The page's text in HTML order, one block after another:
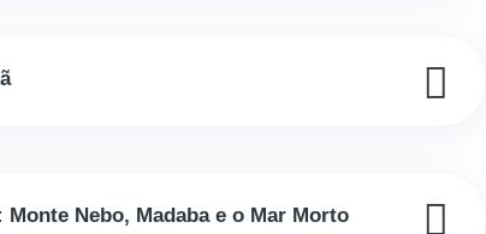
Nebo, Madaba e o Mar Morto